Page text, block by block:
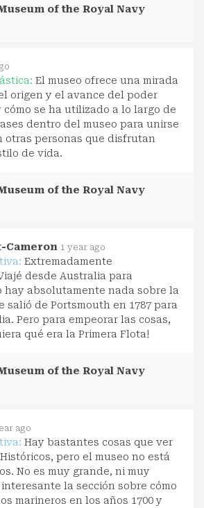
of the Royal Navy
El museo ofrece una mirada
origen y el avance del poder
se ha utilizado a lo largo de
dentro del museo para unirse
otras personas que disfrutan
de vida.
of the Royal Navy
Cameron 1 year ago
Extremadamente
desde Australia para
hay absolutamente nada sobre la
salió de Portsmouth en 1787 para
Pero para empeorar las cosas,
qué era la Primera Flota!
of the Royal Navy
ago
Hay bastantes cosas que ver
pero el museo no está
No es muy grande, ni muy
la sección sobre cómo
marineros en los años 1700 y